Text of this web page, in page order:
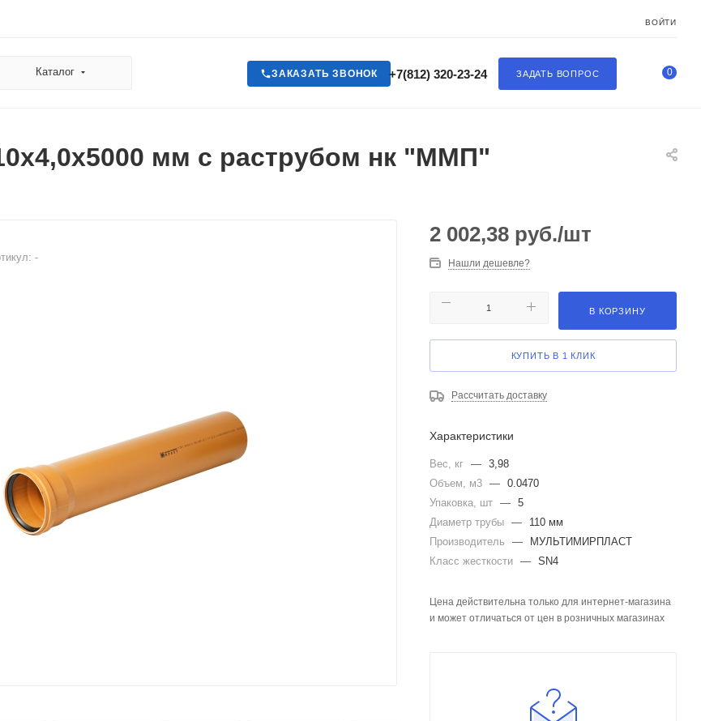
ВОЙТИ
Каталог ЗАДАТЬ ВОПРОС
+7(812) 320-23-24
ЗАКАЗАТЬ ЗВОНОК 0
мм с раструбом нк "ММП"
-
2 002,38 руб./шт
Нашли дешевле?
В КОРЗИНУ
КУПИТЬ В 1 КЛИК
Рассчитать доставку
Характеристики
Вес, кг — 3,98
Объем, м3 — 0.0470
Упаковка, шт — 5
Диаметр трубы —
110 мм
Производитель
—
МУЛЬТИМИРПЛАСТ
Класс жесткости — SN4
Цена действительна только для интернет-магазина
и может отличаться от цен в розничных магазинах